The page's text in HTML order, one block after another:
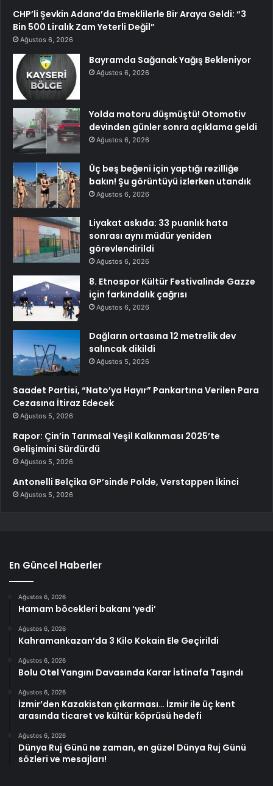
CHP’li Şevkin Adana’da Emeklilerle Bir Araya Geldi: “3
Bin 500 Liralık Zam Yeterli Değil”
Ağustos 6, 2026
Bayramda Sağanak Yağış Bekleniyor
Ağustos 6, 2026
Yolda motoru düşmüştü! Otomotiv
devinden günler sonra açıklama geldi
Ağustos 6, 2026
Üç beş beğeni için yaptığı rezilliğe
bakın! Şu görüntüyü izlerken utandık
Ağustos 6, 2026
Liyakat askıda: 33 puanlık hata
sonrası aynı müdür yeniden
görevlendirildi
Ağustos 6, 2026
8. Etnospor Kültür Festivalinde Gazze
için farkındalık çağrısı
Ağustos 6, 2026
Dağların ortasına 12 metrelik dev
salıncak dikildi
Ağustos 5, 2026
Saadet Partisi, “Nato’ya Hayır” Pankartına Verilen Para
Cezasına İtiraz Edecek
Ağustos 5, 2026
Rapor: Çin’in Tarımsal Yeşil Kalkınması 2025’te
Gelişimini Sürdürdü
Ağustos 5, 2026
Antonelli Belçika GP’sinde Polde, Verstappen İkinci
Ağustos 5, 2026
En Güncel Haberler
Ağustos 6, 2026
Hamam böcekleri bakanı ‘yedi’
Ağustos 6, 2026
Kahramankazan’da 3 Kilo Kokain Ele Geçirildi
Ağustos 6, 2026
Bolu Otel Yangını Davasında Karar İstinafa Taşındı
Ağustos 6, 2026
İzmir’den Kazakistan çıkarması… İzmir ile üç kent
arasında ticaret ve kültür köprüsü hedefi
Ağustos 6, 2026
Dünya Ruj Günü ne zaman, en güzel Dünya Ruj Günü
sözleri ve mesajları!